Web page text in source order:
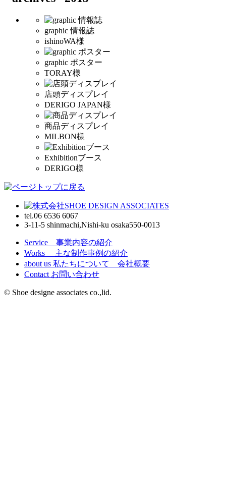
graphic 情報誌
ishinoWA様
graphic ポスター
TORAY様
店頭ディスプレイ
DERIGO JAPAN様
商品ディスプレイ
MILBON様
Exhibitionブース
DERIGO様
tel.06 6536 6067
3-11-5 shinmachi,Nishi-ku osaka550-0013
Service 事業内容の紹介
Works 主な制作事例の紹介
about us 私たちについて 会社概要
Contact お問い合わせ
© Shoe designe associates co.,lid.